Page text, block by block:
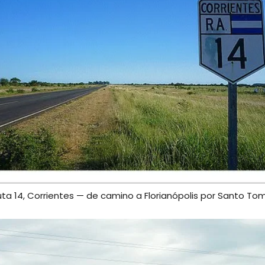
14, Corrientes — de camino a Florianópolis por Santo